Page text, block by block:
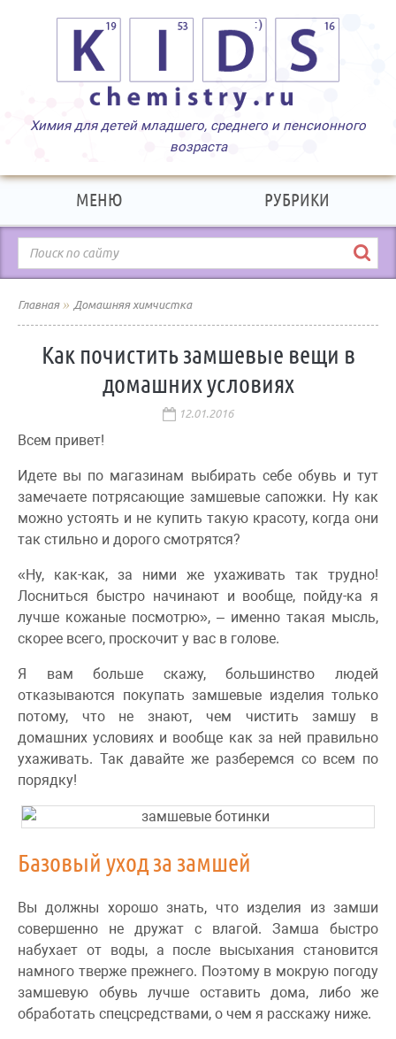
МЕНЮ РУБРИКИ
Главная» Домашняя химчистка
Как почистить замшевые вещи в
домашних условиях
12.01.2016
Всем привет!
Идете вы по магазинам выбирать себе обувь и тут
замечаете потрясающие замшевые сапожки. Ну как
можно устоять и не купить такую красоту, когда они
так стильно и дорого смотрятся?
«Ну, как-как, за ними же ухаживать так трудно!
Лосниться быстро начинают и вообще, пойду-ка я
лучше кожаные посмотрю», – именно такая мысль,
скорее всего, проскочит у вас в голове.
Я вам больше скажу, большинство людей
отказываются покупать замшевые изделия только
потому, что не знают, чем чистить замшу в
домашних условиях и вообще как за ней правильно
ухаживать. Так давайте же разберемся со всем по
порядку!
Базовый уход за замшей
Вы должны хорошо знать, что изделия из замши
совершенно не дружат с влагой. Замша быстро
набухает от воды, а после высыхания становится
намного тверже прежнего. Поэтому в мокрую погоду
замшевую обувь лучше оставить дома, либо же
обработать спецсредствами, о чем я расскажу ниже.